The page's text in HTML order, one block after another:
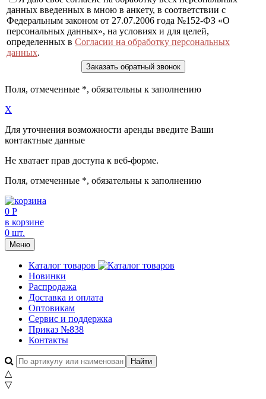
данных введенных в мною в анкету, в соответствии с
Федеральным законом от 27.07.2006 года №152-ФЗ «О
персональных данных», на условиях и для целей,
определенных в Согласии на обработку персональных
данных.
Поля, отмеченные *, обязательны к заполнению
X
Для уточнения возможности аренды введите Ваши
контактные данные
Не хватает прав доступа к веб-форме.
Поля, отмеченные *, обязательны к заполнению
0 Р
в корзине
0 шт.
Меню
Каталог товаров
Новинки
Распродажа
Доставка и оплата
Оптовикам
Сервис и поддержка
Приказ №838
Контакты
△
▽